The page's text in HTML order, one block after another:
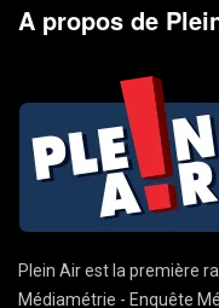
A propos de
Plein Air est la première
Médiamétrie - Enquête